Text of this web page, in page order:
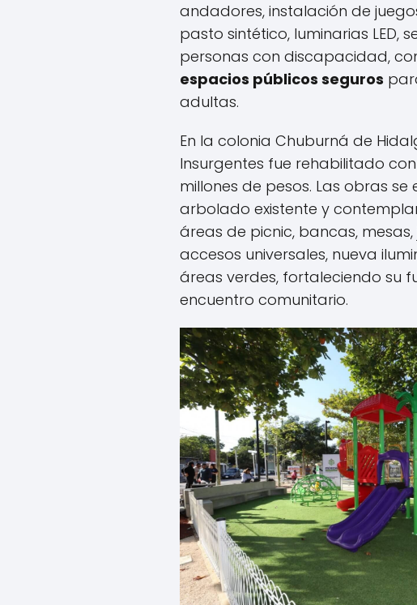
andadores, instalación de
pasto sintético, luminarias LED,
personas con discapacidad,
espacios públicos seguros
adultas.
En la colonia Chuburná de
Insurgentes fue rehabilitado
millones de pesos. Las obras
arbolado existente y
áreas de picnic, bancas,
accesos universales, nueva
áreas verdes, fortaleciendo su
encuentro comunitario.